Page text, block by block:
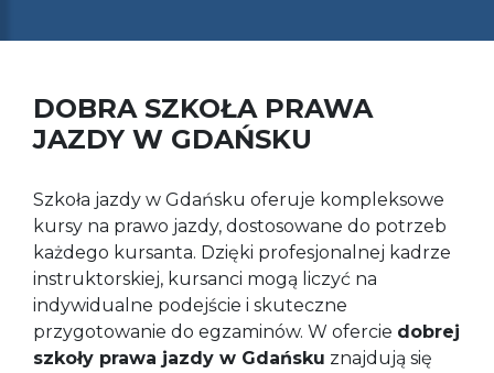
DOBRA SZKOŁA PRAWA
JAZDY W GDAŃSKU
Szkoła jazdy w Gdańsku oferuje kompleksowe
kursy na prawo jazdy, dostosowane do potrzeb
każdego kursanta. Dzięki profesjonalnej kadrze
instruktorskiej, kursanci mogą liczyć na
indywidualne podejście i skuteczne
przygotowanie do egzaminów. W ofercie dobrej
szkoły prawa jazdy w Gdańsku znajdują się